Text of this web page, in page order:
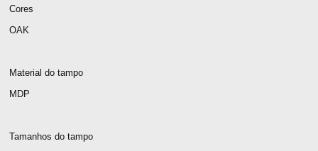
Cores
OAK
Material do tampo
MDP
Tamanhos do tampo